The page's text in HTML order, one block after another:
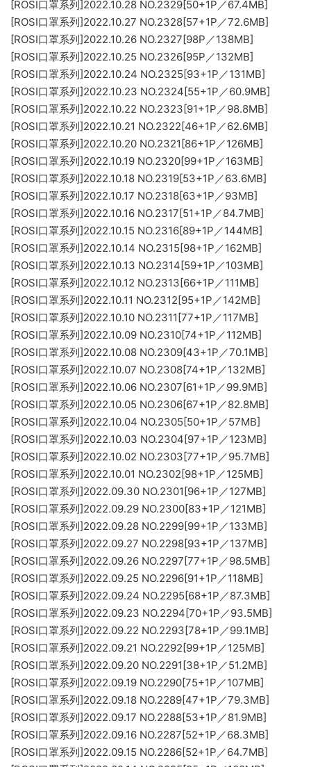
[ROSI口罩系列]2022.10.28 NO.2329[50+1P／67.4MB]
[ROSI口罩系列]2022.10.27 NO.2328[57+1P／72.6MB]
[ROSI口罩系列]2022.10.26 NO.2327[98P／138MB]
[ROSI口罩系列]2022.10.25 NO.2326[95P／132MB]
[ROSI口罩系列]2022.10.24 NO.2325[93+1P／131MB]
[ROSI口罩系列]2022.10.23 NO.2324[55+1P／60.9MB]
[ROSI口罩系列]2022.10.22 NO.2323[91+1P／98.8MB]
[ROSI口罩系列]2022.10.21 NO.2322[46+1P／62.6MB]
[ROSI口罩系列]2022.10.20 NO.2321[86+1P／126MB]
[ROSI口罩系列]2022.10.19 NO.2320[99+1P／163MB]
[ROSI口罩系列]2022.10.18 NO.2319[53+1P／63.6MB]
[ROSI口罩系列]2022.10.17 NO.2318[63+1P／93MB]
[ROSI口罩系列]2022.10.16 NO.2317[51+1P／84.7MB]
[ROSI口罩系列]2022.10.15 NO.2316[89+1P／144MB]
[ROSI口罩系列]2022.10.14 NO.2315[98+1P／162MB]
[ROSI口罩系列]2022.10.13 NO.2314[59+1P／103MB]
[ROSI口罩系列]2022.10.12 NO.2313[66+1P／111MB]
[ROSI口罩系列]2022.10.11 NO.2312[95+1P／142MB]
[ROSI口罩系列]2022.10.10 NO.2311[77+1P／117MB]
[ROSI口罩系列]2022.10.09 NO.2310[74+1P／112MB]
[ROSI口罩系列]2022.10.08 NO.2309[43+1P／70.1MB]
[ROSI口罩系列]2022.10.07 NO.2308[74+1P／132MB]
[ROSI口罩系列]2022.10.06 NO.2307[61+1P／99.9MB]
[ROSI口罩系列]2022.10.05 NO.2306[67+1P／82.8MB]
[ROSI口罩系列]2022.10.04 NO.2305[50+1P／57MB]
[ROSI口罩系列]2022.10.03 NO.2304[97+1P／123MB]
[ROSI口罩系列]2022.10.02 NO.2303[77+1P／95.7MB]
[ROSI口罩系列]2022.10.01 NO.2302[98+1P／125MB]
[ROSI口罩系列]2022.09.30 NO.2301[96+1P／127MB]
[ROSI口罩系列]2022.09.29 NO.2300[83+1P／121MB]
[ROSI口罩系列]2022.09.28 NO.2299[99+1P／133MB]
[ROSI口罩系列]2022.09.27 NO.2298[93+1P／137MB]
[ROSI口罩系列]2022.09.26 NO.2297[77+1P／98.5MB]
[ROSI口罩系列]2022.09.25 NO.2296[91+1P／118MB]
[ROSI口罩系列]2022.09.24 NO.2295[68+1P／87.3MB]
[ROSI口罩系列]2022.09.23 NO.2294[70+1P／93.5MB]
[ROSI口罩系列]2022.09.22 NO.2293[78+1P／99.1MB]
[ROSI口罩系列]2022.09.21 NO.2292[99+1P／125MB]
[ROSI口罩系列]2022.09.20 NO.2291[38+1P／51.2MB]
[ROSI口罩系列]2022.09.19 NO.2290[75+1P／107MB]
[ROSI口罩系列]2022.09.18 NO.2289[47+1P／79.3MB]
[ROSI口罩系列]2022.09.17 NO.2288[53+1P／81.9MB]
[ROSI口罩系列]2022.09.16 NO.2287[52+1P／68.3MB]
[ROSI口罩系列]2022.09.15 NO.2286[52+1P／64.7MB]